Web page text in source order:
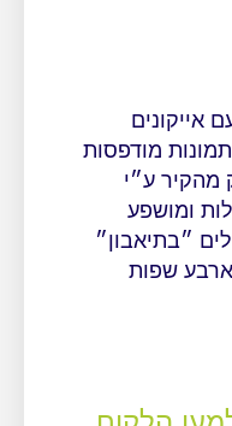
אייקונים
תמונות מודפסות
ע״י
ומושפע
״בתיאבון״
שפות